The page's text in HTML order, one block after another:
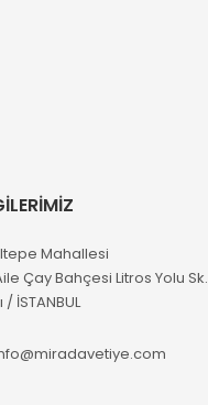
Mahallesi
Çay Bahçesi Litros Yolu Sk.
İSTANBUL